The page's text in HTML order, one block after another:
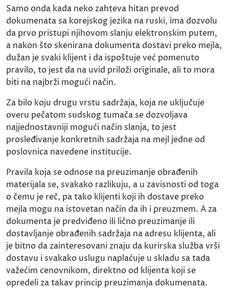
Samo onda kada neko zahteva hitan prevod
dokumenata sa korejskog jezika na ruski, ima dozvolu
da prvo pristupi njihovom slanju elektronskim putem,
a nakon što skenirana dokumenta dostavi preko mejla,
dužan je svaki klijent i da ispoštuje već pomenuto
pravilo, to jest da na uvid priloži originale, ali to mora
biti na najbrži mogući način.
Za bilo koju drugu vrstu sadržaja, koja ne uključuje
overu pečatom sudskog tumača se dozvoljava
najjednostavniji mogući način slanja, to jest
prosleđivanje konkretnih sadržaja na mejl jedne od
poslovnica navedene institucije.
Pravila koja se odnose na preuzimanje obrađenih
materijala se, svakako razlikuju, a u zavisnosti od toga
o čemu je reč, pa tako klijenti koji ih dostave preko
mejla mogu na istovetan način da ih i preuzmem. A za
dokumenta je predviđeno ili lično preuzimanje ili
dostavljanje obrađenih sadržaja na adresu klijenta, ali
je bitno da zainteresovani znaju da kurirska služba vrši
dostavu i svakako uslugu naplaćuje u skladu sa tada
važećim cenovnikom, direktno od klijenta koji se
opredeli za takav princip preuzimanja dokumenata.